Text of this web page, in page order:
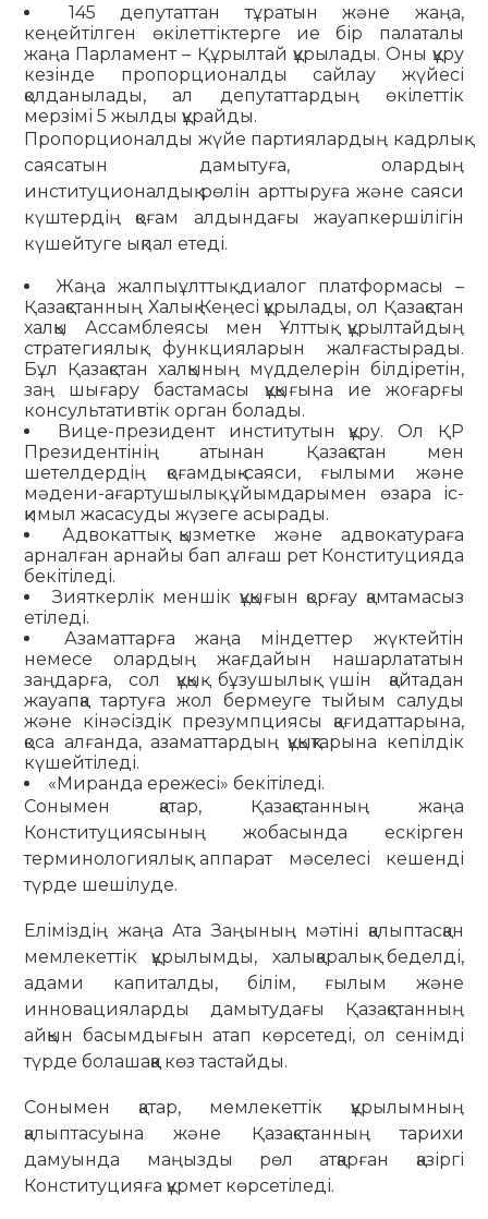
145 депутаттан тұратын және жаңа,
кеңейтілген өкілеттіктерге ие бір палаталы
жаңа Парламент – Құрылтай құрылады. Оны құру
кезінде пропорционалды сайлау жүйесі
қолданылады, ал депутаттардың өкілеттік
мерзімі 5 жылды құрайды.
Пропорционалды жүйе партиялардың кадрлық
саясатын дамытуға, олардың
институционалдық рөлін арттыруға және саяси
күштердің қоғам алдындағы жауапкершілігін
күшейтуге ықпал етеді.
Жаңа жалпыұлттық диалог платформасы –
Қазақстанның Халық Кеңесі құрылады, ол Қазақстан
халқы Ассамблеясы мен Ұлттық құрылтайдың
стратегиялық функцияларын жалғастырады.
Бұл Қазақстан халқының мүдделерін білдіретін,
заң шығару бастамасы құқығына ие жоғарғы
консультативтік орган болады.
Вице-президент институтын құру. Ол ҚР
Президентінің атынан Қазақстан мен
шетелдердің қоғамдық-саяси, ғылыми және
мәдени-ағартушылық ұйымдарымен өзара іс-
қимыл жасасуды жүзеге асырады.
Адвокаттық қызметке және адвокатураға
арналған арнайы бап алғаш рет Конституцияда
бекітіледі.
Зияткерлік меншік құқығын қорғау қамтамасыз
етіледі.
Азаматтарға жаңа міндеттер жүктейтін
немесе олардың жағдайын нашарлататын
заңдарға, сол құқық бұзушылық үшін қайтадан
жауапқа тартуға жол бермеуге тыйым салуды
және кінәсіздік презумпциясы қағидаттарына,
қоса алғанда, азаматтардың құқықтарына кепілдік
күшейтіледі.
«Миранда ережесі» бекітіледі.
Сонымен қатар, Қазақстанның жаңа
Конституциясының жобасында ескірген
терминологиялық аппарат мәселесі кешенді
түрде шешілуде.
Еліміздің жаңа Ата Заңының мәтіні қалыптасқан
мемлекеттік құрылымды, халықаралық беделді,
адами капиталды, білім, ғылым және
инновацияларды дамытудағы Қазақстанның
айқын басымдығын атап көрсетеді, ол сенімді
түрде болашаққа көз тастайды.
Сонымен қатар, мемлекеттік құрылымның
қалыптасуына және Қазақстанның тарихи
дамуында маңызды рөл атқарған қазіргі
Конституцияға құрмет көрсетіледі.